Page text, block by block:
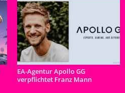
EA-Agentur Apollo GG
verpflichtet Franz Mann